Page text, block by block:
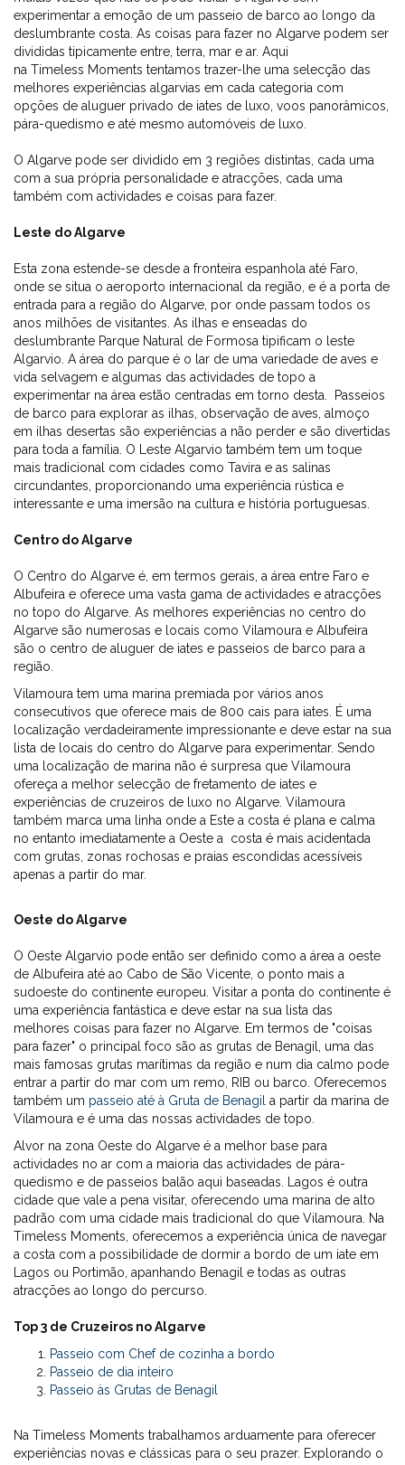
experimentar a emoção de um passeio de barco ao longo da
deslumbrante costa. As coisas para fazer no Algarve podem ser
divididas tipicamente entre, terra, mar e ar. Aqui
na Timeless Moments tentamos trazer-lhe uma selecção das
melhores experiências algarvias em cada categoria com
opções de aluguer privado de iates de luxo, voos panorâmicos,
pára-quedismo e até mesmo automóveis de luxo.
O Algarve pode ser dividido em 3 regiões distintas, cada uma
com a sua própria personalidade e atracções, cada uma
também com actividades e coisas para fazer.
Leste do Algarve
Esta zona estende-se desde a fronteira espanhola até Faro,
onde se situa o aeroporto internacional da região, e é a porta de
entrada para a região do Algarve, por onde passam todos os
anos milhões de visitantes. As ilhas e enseadas do
deslumbrante Parque Natural de Formosa tipificam o leste
Algarvio. A área do parque é o lar de uma variedade de aves e
vida selvagem e algumas das actividades de topo a
experimentar na área estão centradas em torno desta. Passeios
de barco para explorar as ilhas, observação de aves, almoço
em ilhas desertas são experiências a não perder e são divertidas
para toda a família. O Leste Algarvio também tem um toque
mais tradicional com cidades como Tavira e as salinas
circundantes, proporcionando uma experiência rústica e
interessante e uma imersão na cultura e história portuguesas.
Centro do Algarve
O Centro do Algarve é, em termos gerais, a área entre Faro e
Albufeira e oferece uma vasta gama de actividades e atracções
no topo do Algarve. As melhores experiências no centro do
Algarve são numerosas e locais como Vilamoura e Albufeira
são o centro de aluguer de iates e passeios de barco para a
região.
Vilamoura tem uma marina premiada por vários anos
consecutivos que oferece mais de 800 cais para iates. É uma
localização verdadeiramente impressionante e deve estar na sua
lista de locais do centro do Algarve para experimentar. Sendo
uma localização de marina não é surpresa que Vilamoura
ofereça a melhor selecção de fretamento de iates e
experiências de cruzeiros de luxo no Algarve. Vilamoura
também marca uma linha onde a Este a costa é plana e calma
no entanto imediatamente a Oeste a costa é mais acidentada
com grutas, zonas rochosas e praias escondidas acessíveis
apenas a partir do mar.
Oeste do Algarve
O Oeste Algarvio pode então ser definido como a área a oeste
de Albufeira até ao Cabo de São Vicente, o ponto mais a
sudoeste do continente europeu. Visitar a ponta do continente é
uma experiência fantástica e deve estar na sua lista das
melhores coisas para fazer no Algarve. Em termos de "coisas
para fazer" o principal foco são as grutas de Benagil, uma das
mais famosas grutas marítimas da região e num dia calmo pode
entrar a partir do mar com um remo, RIB ou barco. Oferecemos
também um passeio até à Gruta de Benagil a partir da marina de
Vilamoura e é uma das nossas actividades de topo.
Alvor na zona Oeste do Algarve é a melhor base para
actividades no ar com a maioria das actividades de pára-
quedismo e de passeios balão aqui baseadas. Lagos é outra
cidade que vale a pena visitar, oferecendo uma marina de alto
padrão com uma cidade mais tradicional do que Vilamoura. Na
Timeless Moments, oferecemos a experiência única de navegar
a costa com a possibilidade de dormir a bordo de um iate em
Lagos ou Portimão, apanhando Benagil e todas as outras
atracções ao longo do percurso.
Top 3 de Cruzeiros no Algarve
Passeio com Chef de cozinha a bordo
Passeio de dia inteiro
Passeio às Grutas de Benagil
Na Timeless Moments trabalhamos arduamente para oferecer
experiências novas e clássicas para o seu prazer. Explorando o